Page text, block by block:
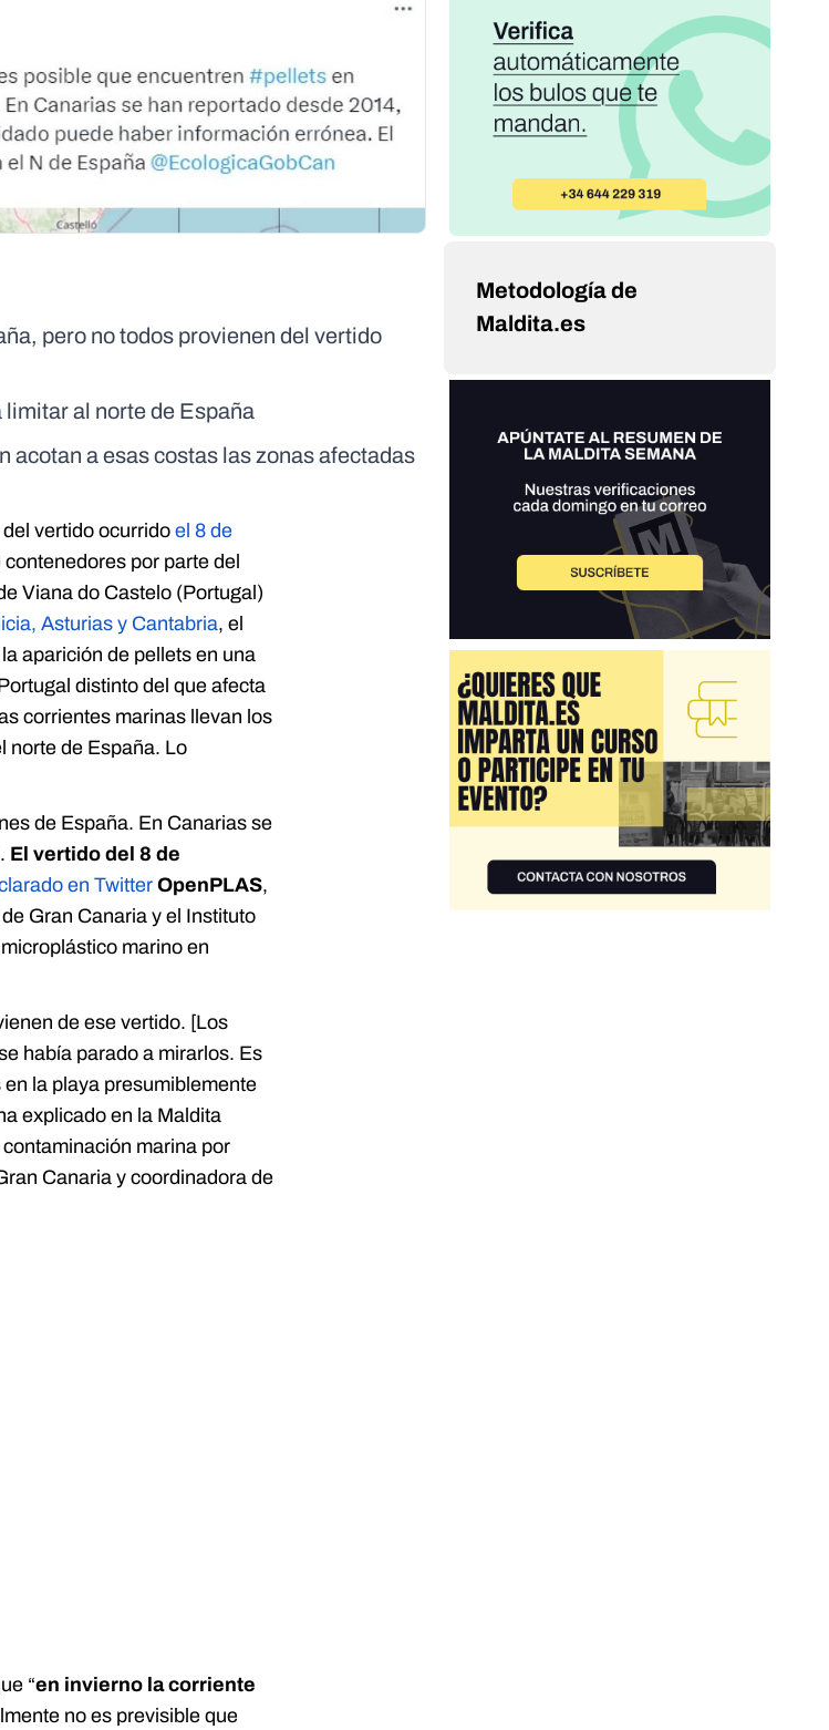
pero no todos provienen del vertido
al norte de España
acotan a esas costas las zonas afectadas
del vertido ocurridoel 8 de
por parte del
Viana do Castelo (Portugal)
Asturias y Cantabria, el
aparición de pellets en una
distinto del que afecta
corrientes marinas llevan los
norte de España. Lo
de España. En Canarias se
El vertido del 8 de
en Twitter OpenPLAS,
Gran Canaria y el Instituto
marino en
de ese vertido. [Los
había parado a mirarlos. Es
la playa presumiblemente
explicado en la Maldita
marina por
Canaria y coordinadora de
“en invierno la corriente
no es previsible que
Metodología de
Maldita.es